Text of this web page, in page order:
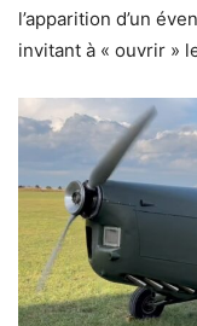
l’apparition d’un
invitant à « ouvrir »